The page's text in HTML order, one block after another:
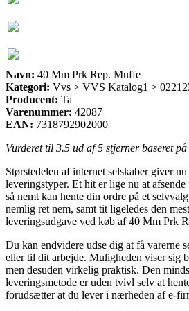
Navn: 40 Mm Prk Rep. Muffe
Kategori: Vvs > VVS Katalog1 >
Producent: Ta
Varenummer: 42087
EAN: 7318792902000
Vurderet til 3.5 ud af 5 stjerner baseret på
Størstedelen af internet selskaber giver
leveringstyper. Et hit er lige nu at
så nemt kan hente din ordre på et
nemlig ret nem, samt tit ligeledes den
leveringsudgave ved køb af 40 Mm Prk
Du kan endvidere udse dig at få varerne
eller til dit arbejde. Muligheden viser sig
men desuden virkelig praktisk. Den
leveringsmetode er uden tvivl selv at
forudsætter at du lever i nærheden af e-